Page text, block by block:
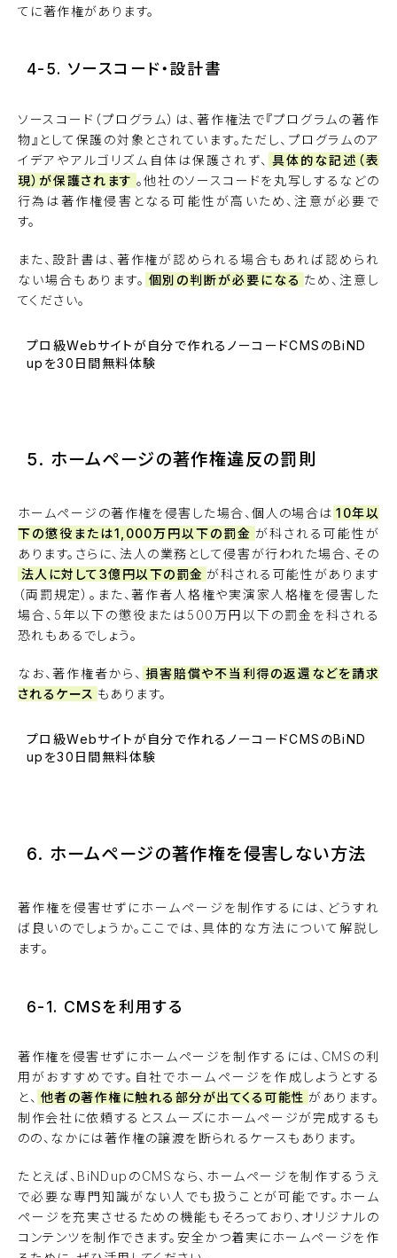
てに著作権があります。
4-5. ソースコード・設計書
ソースコード（プログラム）は、著作権法で『プログラムの著作
物』として保護の対象とされています。ただし、プログラムのア
イデアやアルゴリズム自体は保護されず、 具体的な記述（表
現）が保護されます 。他社のソースコードを丸写しするなどの
行為は著作権侵害となる可能性が高いため、注意が必要で
す。
また、設計書は、著作権が認められる場合もあれば認められ
ない場合もあります。 個別の判断が必要になる ため、注意し
てください。
プロ級Webサイトが自分で作れるノーコードCMSのBiND
upを30日間無料体験
5. ホームページの著作権違反の罰則
ホームページの著作権を侵害した場合、個人の場合は 10年以
下の懲役または1,000万円以下の罰金 が科される可能性が
あります。さらに、法人の業務として侵害が行われた場合、その
法人に対して3億円以下の罰金 が科される可能性があります
（両罰規定）。また、著作者人格権や実演家人格権を侵害した
場合、5年以下の懲役または500万円以下の罰金を科される
恐れもあるでしょう。
なお、著作権者から、 損害賠償や不当利得の返還などを請求
されるケース もあります。
プロ級Webサイトが自分で作れるノーコードCMSのBiND
upを30日間無料体験
6. ホームページの著作権を侵害しない方法
著作権を侵害せずにホームページを制作するには、どうすれ
ば良いのでしょうか。ここでは、具体的な方法について解説し
ます。
6-1. CMSを利用する
著作権を侵害せずにホームページを制作するには、CMSの利
用がおすすめです。自社でホームページを作成しようとする
と、 他者の著作権に触れる部分が出てくる可能性 があります。
制作会社に依頼するとスムーズにホームページが完成するも
のの、なかには著作権の譲渡を断られるケースもあります。
たとえば、BiNDupのCMSなら、ホームページを制作するうえ
で必要な専門知識がない人でも扱うことが可能です。ホーム
ページを充実させるための機能もそろっており、オリジナルの
コンテンツを制作できます。安全かつ着実にホームページを作